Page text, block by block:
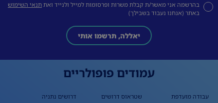
בהרשמה אני מאשר/ת קבלת משרות ופרסומות למייל ולנייד ואתתנאי השימוש
באתר (אנחנו נעבוד בשבילך)
יאללה, תרשמו אותי
עמודים פופולריים
עבודה מועדפת
שטראוס דרושים
דרושים נתניה